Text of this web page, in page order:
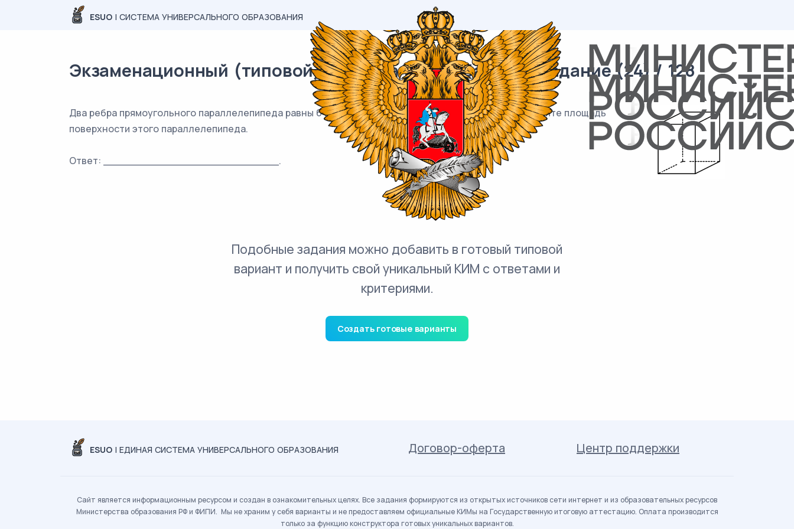
ESUO | СИСТЕМА УНИВЕРСАЛЬНОГО ОБРАЗОВАНИЯ
Экзаменационный (типовой) материал ЕГЭ / База / 13 задание (24) / 128
Два ребра прямоугольного параллелепипеда равны 6 и 4, а объём параллелепипеда равен 240. Найдите площадь
поверхности этого параллелепипеда.
Ответ: ___________________________.
Подобные задания можно добавить в готовый типовой
вариант и получить свой уникальный КИМ с ответами и
критериями.
Создать готовые варианты
ESUO | ЕДИНАЯ СИСТЕМА УНИВЕРСАЛЬНОГО ОБРАЗОВАНИЯ Договор-оферта Центр поддержки
Сайт является информационным ресурсом и создан в ознакомительных целях. Все задания формируются из открытых источников сети интернет и из образовательных ресурсов
Министерства образования РФ и ФИПИ. Мы не храним у себя варианты и не предоставляем официальные КИМы на Государственную итоговую аттестацию. Оплата производится
только за функцию конструктора готовых уникальных вариантов.